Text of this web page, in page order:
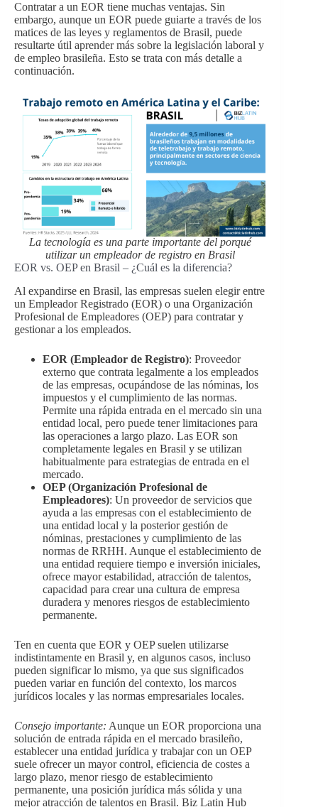
Contratar a un EOR tiene muchas ventajas. Sin
embargo, aunque un EOR puede guiarte a través de los
matices de las leyes y reglamentos de Brasil, puede
resultarte útil aprender más sobre la legislación laboral y
de empleo brasileña. Esto se trata con más detalle a
continuación.
La tecnología es una parte importante del porqué
utilizar un empleador de registro en Brasil
EOR vs. OEP en Brasil – ¿Cuál es la diferencia?
Al expandirse en Brasil, las empresas suelen elegir entre
un Empleador Registrado (EOR) o una Organización
Profesional de Empleadores (OEP) para contratar y
gestionar a los empleados.
EOR (Empleador de Registro): Proveedor
externo que contrata legalmente a los empleados
de las empresas, ocupándose de las nóminas, los
impuestos y el cumplimiento de las normas.
Permite una rápida entrada en el mercado sin una
entidad local, pero puede tener limitaciones para
las operaciones a largo plazo. Las EOR son
completamente legales en Brasil y se utilizan
habitualmente para estrategias de entrada en el
mercado.
OEP (Organización Profesional de
Empleadores): Un proveedor de servicios que
ayuda a las empresas con el establecimiento de
una entidad local y la posterior gestión de
nóminas, prestaciones y cumplimiento de las
normas de RRHH. Aunque el establecimiento de
una entidad requiere tiempo e inversión iniciales,
ofrece mayor estabilidad, atracción de talentos,
capacidad para crear una cultura de empresa
duradera y menores riesgos de establecimiento
permanente.
Ten en cuenta que EOR y OEP suelen utilizarse
indistintamente en Brasil y, en algunos casos, incluso
pueden significar lo mismo, ya que sus significados
pueden variar en función del contexto, los marcos
jurídicos locales y las normas empresariales locales.
Consejo importante: Aunque un EOR proporciona una
solución de entrada rápida en el mercado brasileño,
establecer una entidad jurídica y trabajar con un OEP
suele ofrecer un mayor control, eficiencia de costes a
largo plazo, menor riesgo de establecimiento
permanente, una posición jurídica más sólida y una
mejor atracción de talentos en Brasil. Biz Latin Hub